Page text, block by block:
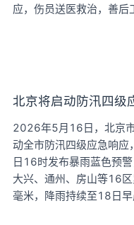
应，伤员送医救治，善后
北京将启动防汛四级
2026年5月16日，北京
动全市防汛四级应急响
日16时发布暴雨蓝色预
大兴、通州、房山等16
毫米，降雨持续至18日早